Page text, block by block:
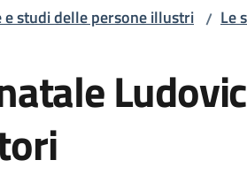
e studi delle persone illustri / Le